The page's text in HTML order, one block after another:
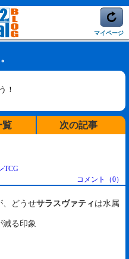
マイページ
！
覧
次の記事
TCG
コメント（0）
、どうせサラスヴァティ は水属
減る印象